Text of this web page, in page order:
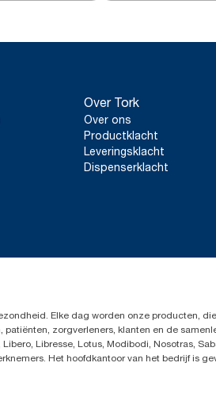
Over Tork
Over ons
Productklacht
Leveringsklacht
Dispenserklacht
Elke dag worden onze producten,
zorgverleners, klanten en de
Libresse, Lotus, Modibodi, Nosotras,
Het hoofdkantoor van het bedrijf is